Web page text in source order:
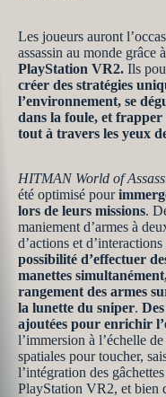
Les joueurs auront
assassin au monde grâce à
PlayStation VR2. Ils
créer des stratégies
l’environnement, se
dans la foule, et
tout à travers les yeux
HITMAN World of
été optimisé pour
lors de leurs missions.
maniement d’armes à
d’actions et
possibilité d’effectuer
manettes
rangement des armes
la lunette du sniper. Des
ajoutées pour enrichir
l’immersion à l’échelle
spatiales pour toucher,
l’intégration des
PlayStation VR2, et bien